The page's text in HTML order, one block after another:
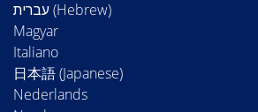
Magyar
Italiano
日本語 (Japanese)
Nederlands